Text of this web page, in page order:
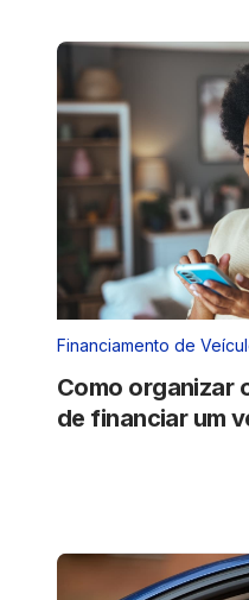
Financiamento de
Como organizar
de financiar um